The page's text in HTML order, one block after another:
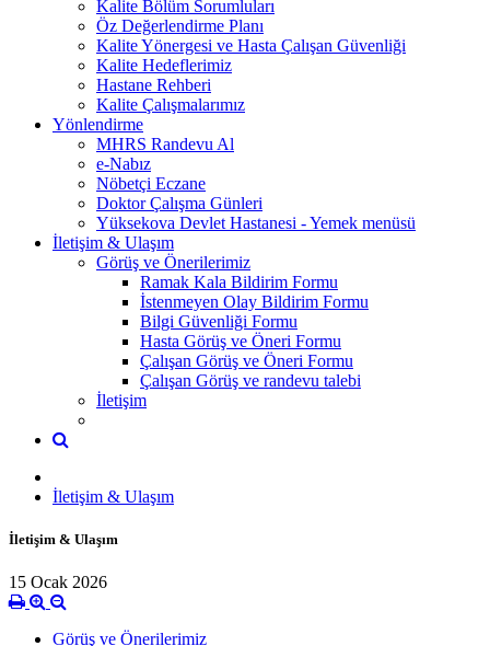
Kalite Bölüm Sorumluları
Öz Değerlendirme Planı
Kalite Yönergesi ve Hasta Çalışan Güvenliği
Kalite Hedeflerimiz
Hastane Rehberi
Kalite Çalışmalarımız
Yönlendirme
MHRS Randevu Al
e-Nabız
Nöbetçi Eczane
Doktor Çalışma Günleri
Yüksekova Devlet Hastanesi - Yemek menüsü
İletişim & Ulaşım
Görüş ve Önerilerimiz
Ramak Kala Bildirim Formu
İstenmeyen Olay Bildirim Formu
Bilgi Güvenliği Formu
Hasta Görüş ve Öneri Formu
Çalışan Görüş ve Öneri Formu
Çalışan Görüş ve randevu talebi
İletişim
İletişim & Ulaşım
İletişim & Ulaşım
15 Ocak 2026
Görüş ve Önerilerimiz